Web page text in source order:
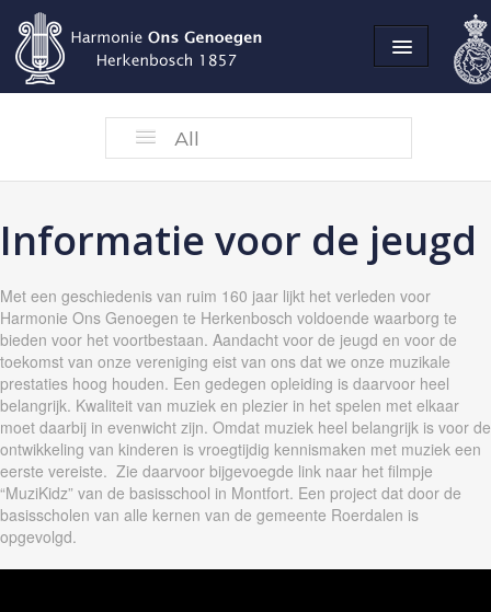
All
Opleidingen
Informatie voor de jeugd
Met een geschiedenis van ruim 160 jaar lijkt het verleden voor
Harmonie Ons Genoegen te Herkenbosch voldoende waarborg te
bieden voor het voortbestaan. Aandacht voor de jeugd en voor de
toekomst van onze vereniging eist van ons dat we onze muzikale
prestaties hoog houden. Een gedegen opleiding is daarvoor heel
belangrijk. Kwaliteit van muziek en plezier in het spelen met elkaar
moet daarbij in evenwicht zijn. Omdat muziek heel belangrijk is voor de
ontwikkeling van kinderen is vroegtijdig kennismaken met muziek een
eerste vereiste. Zie daarvoor bijgevoegde link naar het filmpje
“MuziKidz” van de basisschool in Montfort. Een project dat door de
basisscholen van alle kernen van de gemeente Roerdalen is
opgevolgd.